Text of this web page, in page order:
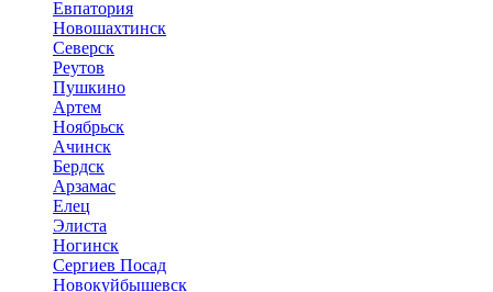
Евпатория
Новошахтинск
Северск
Реутов
Пушкино
Артем
Ноябрьск
Ачинск
Бердск
Арзамас
Елец
Элиста
Ногинск
Сергиев Посад
Новокуйбышевск